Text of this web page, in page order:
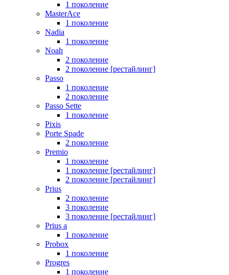
1 поколение
MasterAce
1 поколение
Nadia
1 поколение
Noah
2 поколение
2 поколение [рестайлинг]
Passo
1 поколение
2 поколение
Passo Sette
1 поколение
Pixis
Porte Spade
2 поколение
Premio
1 поколение
1 поколение [рестайлинг]
2 поколение [рестайлинг]
Prius
2 поколение
3 поколение
3 поколение [рестайлинг]
Prius a
1 поколение
Probox
1 поколение
Progres
1 поколение